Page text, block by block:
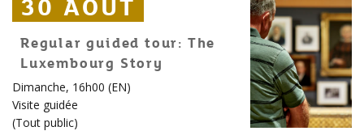
30 AOÛT
30 AOÛT
30 AOÛT
Regular guided tour: The
Luxembourg Story
Dimanche, 16h00 (EN)
Visite guidée
(Tout public)